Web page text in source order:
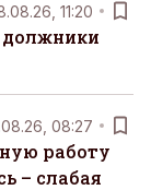
11:20
08:27
работу
– слабая